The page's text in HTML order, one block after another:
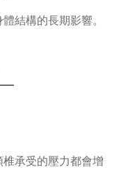
結構的長期影響。
承受的壓力都會增